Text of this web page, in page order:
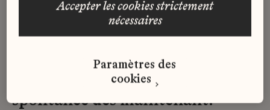
Vous n'avez pas trouvé d'offre
qui correspond à votre profil ?
Envoyez-nous votre candidature
spontanée dès maintenant.
accepter les cookies strictement
nécessaires
Paramètres des
cookies